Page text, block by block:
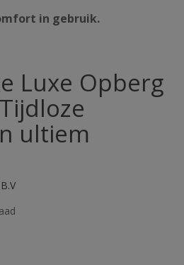
in gebruik.
Luxe Opberg
ultiem